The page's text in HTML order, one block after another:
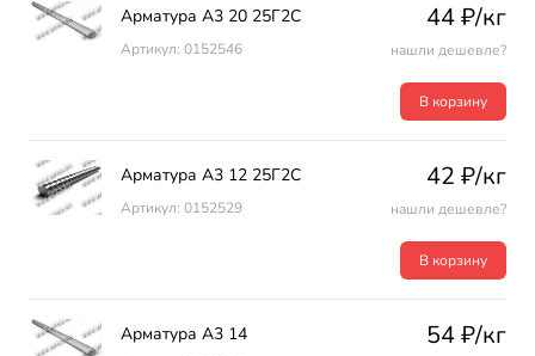
Арматура А3 20 25Г2С
Артикул: 0152546
44 ₽/кг
нашли дешевле?
В корзину
Арматура А3 12 25Г2С
Артикул: 0152529
42 ₽/кг
нашли дешевле?
В корзину
Арматура А3 14 54 ₽/кг